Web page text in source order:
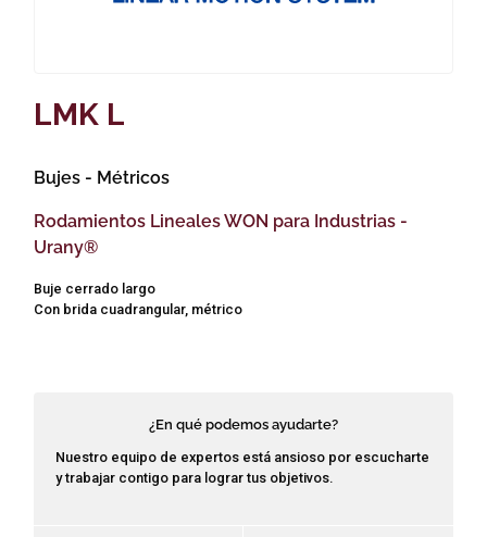
LMK L
Bujes - Métricos
Rodamientos Lineales WON para Industrias -
Urany®
Buje cerrado largo
Con brida cuadrangular, métrico
¿En qué podemos ayudarte?
Nuestro equipo de expertos está ansioso por escucharte
y trabajar contigo para lograr tus objetivos.